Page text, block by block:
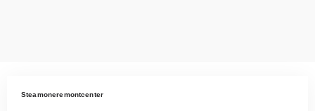
Steamoneremontcenter